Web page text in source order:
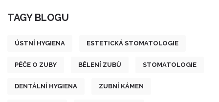
TAGY BLOGU
ÚSTNÍ HYGIENA ESTETICKÁ STOMATOLOGIE
PÉČE O ZUBY BĚLENÍ ZUBŮ STOMATOLOGIE
DENTÁLNÍ HYGIENA ZUBNÍ KÁMEN